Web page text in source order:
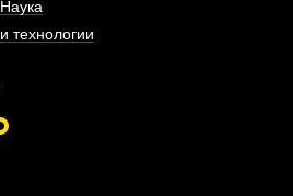
Наука
и технологии